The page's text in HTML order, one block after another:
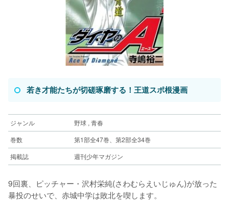
若き才能たちが切磋琢磨する！王道スポ根漫画
ジャンル
野球 , 青春
巻数
第1部全47巻、第2部全34巻
掲載誌
週刊少年マガジン
9回裏、ピッチャー・沢村栄純(さわむらえいじゅん)が放った
暴投のせいで、赤城中学は敗北を喫します。